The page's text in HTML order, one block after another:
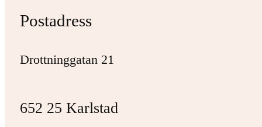
Postadress
Drottninggatan 21
652 25 Karlstad